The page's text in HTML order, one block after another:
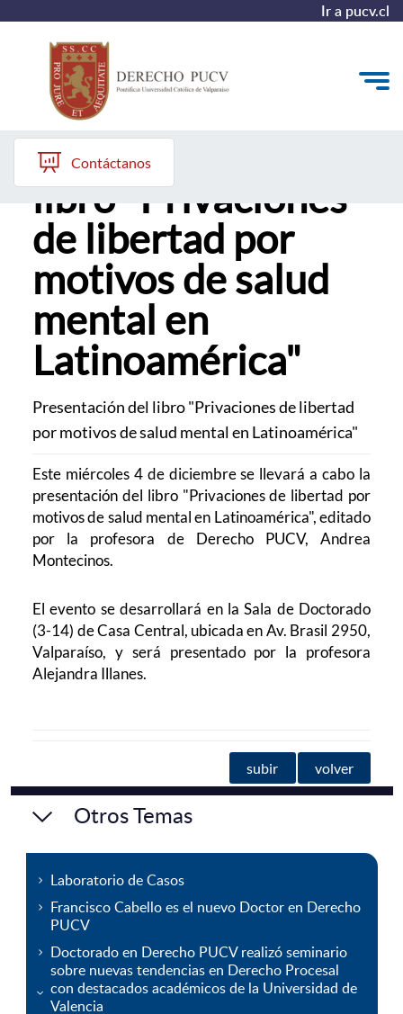
Ir a pucv.cl
Quiénes somos
Estudiantes y Admisión
Postgrados y Formación Continua
Investigación y Biblioteca
Vinculación con el Medio y Alumni
Contáctanos
Presentación del
libro "Privaciones
de libertad por
motivos de salud
mental en
Latinoamérica"
Presentación del libro "Privaciones de libertad
por motivos de salud mental en Latinoamérica"
Este miércoles 4 de diciembre se llevará a cabo la
presentación del libro "Privaciones de libertad por
motivos de salud mental en Latinoamérica", editado
por la profesora de Derecho PUCV, Andrea
Montecinos.
El evento se desarrollará en la Sala de Doctorado
(3-14) de Casa Central, ubicada en Av. Brasil 2950,
Valparaíso, y será presentado por la profesora
Alejandra Illanes.
subir volver
Otros Temas
Laboratorio de Casos
Francisco Cabello es el nuevo Doctor en Derecho
PUCV
Doctorado en Derecho PUCV realizó seminario
sobre nuevas tendencias en Derecho Procesal
con destacados académicos de la Universidad de
Valencia